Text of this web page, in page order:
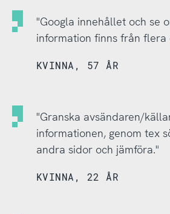
"Googla innehållet och se
information finns från
KVINNA, 57 ÅR
"Granska avsändaren/
informationen, genom tex
andra sidor och jämföra."
KVINNA, 22 ÅR